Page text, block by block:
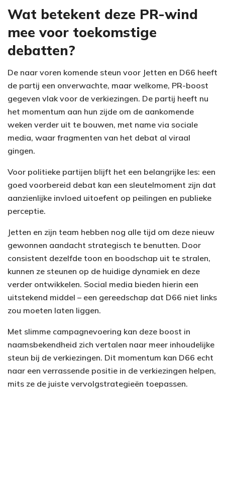
Wat betekent deze PR-wind
mee voor toekomstige
debatten?
De naar voren komende steun voor Jetten en D66 heeft
de partij een onverwachte, maar welkome, PR-boost
gegeven vlak voor de verkiezingen. De partij heeft nu
het momentum aan hun zijde om de aankomende
weken verder uit te bouwen, met name via sociale
media, waar fragmenten van het debat al viraal
gingen.
Voor politieke partijen blijft het een belangrijke les: een
goed voorbereid debat kan een sleutelmoment zijn dat
aanzienlijke invloed uitoefent op peilingen en publieke
perceptie.
Jetten en zijn team hebben nog alle tijd om deze nieuw
gewonnen aandacht strategisch te benutten. Door
consistent dezelfde toon en boodschap uit te stralen,
kunnen ze steunen op de huidige dynamiek en deze
verder ontwikkelen. Social media bieden hierin een
uitstekend middel – een gereedschap dat D66 niet links
zou moeten laten liggen.
Met slimme campagnevoering kan deze boost in
naamsbekendheid zich vertalen naar meer inhoudelijke
steun bij de verkiezingen. Dit momentum kan D66 echt
naar een verrassende positie in de verkiezingen helpen,
mits ze de juiste vervolgstrategieën toepassen.